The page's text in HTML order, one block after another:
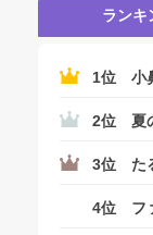
ランキ
1位 小
2位 夏
3位 た
4位 フ